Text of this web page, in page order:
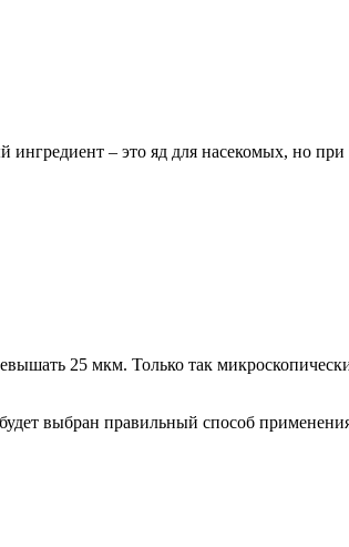
– это яд для насекомых, но
25 мкм. Только так
выбран правильный способ